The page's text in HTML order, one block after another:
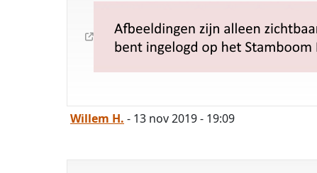
Willem H. - 13 nov 2019 - 19:09